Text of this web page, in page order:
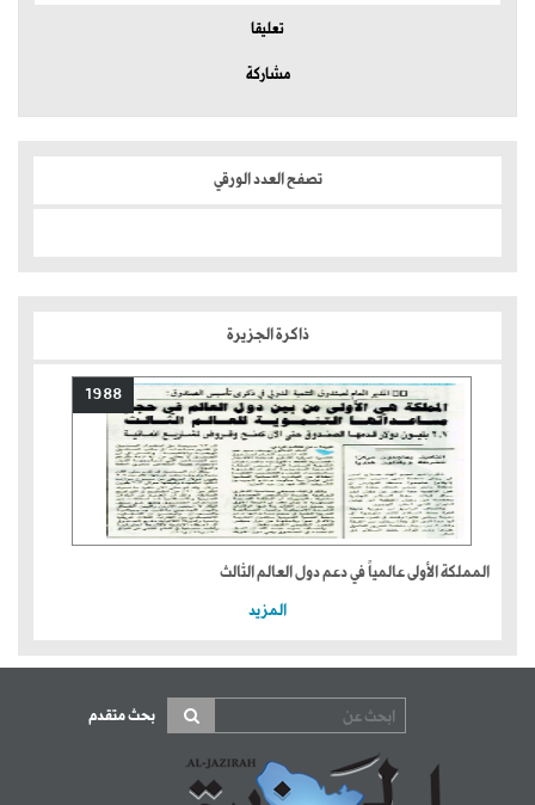
تعليقا
مشاركة
تصفح العدد الورقي
ذاكرة الجزيرة
1988
المملكة الأولى عالمياً في دعم دول العالم الثالث
المزيد
بحث متقدم